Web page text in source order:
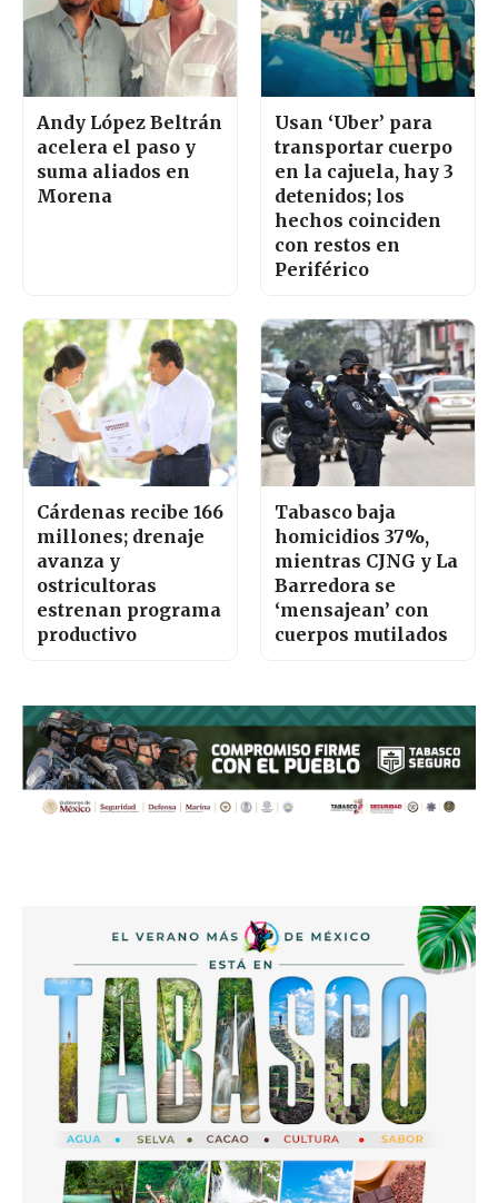
Andy López Beltrán
acelera el paso y
suma aliados en
Morena
Usan ‘Uber’ para
transportar cuerpo
en la cajuela, hay 3
detenidos; los
hechos coinciden
con restos en
Periférico
Cárdenas recibe 166
millones; drenaje
avanza y
ostricultoras
estrenan programa
productivo
Tabasco baja
homicidios 37%,
mientras CJNG y La
Barredora se
‘mensajean’ con
cuerpos mutilados